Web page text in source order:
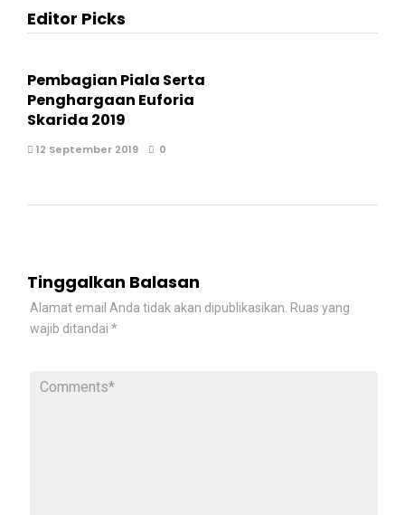
Editor Picks
Pembagian Piala Serta
Penghargaan Euforia
Skarida 2019
12 September 2019 0
Tinggalkan Balasan
Alamat email Anda tidak akan dipublikasikan. Ruas yang
wajib ditandai *